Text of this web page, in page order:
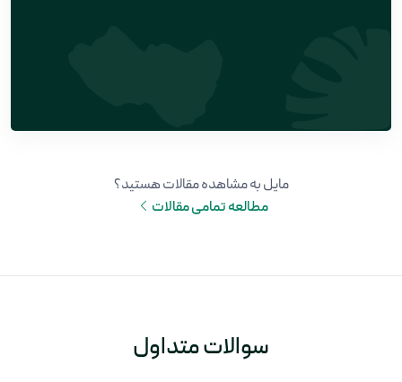
مایل به مشاهده مقالات هستید؟
مطالعه تمامی مقالات
سوالات متداول